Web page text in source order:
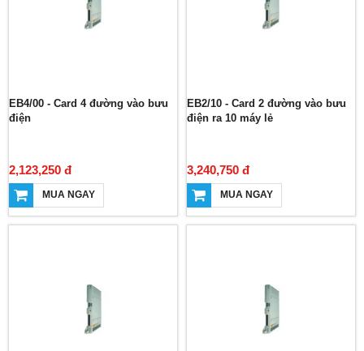
EB4/00 - Card 4 đường vào bưu
điện
2,123,250 đ
MUA NGAY
EB2/10 - Card 2 đường vào bưu
điện ra 10 máy lẻ
3,240,750 đ
MUA NGAY